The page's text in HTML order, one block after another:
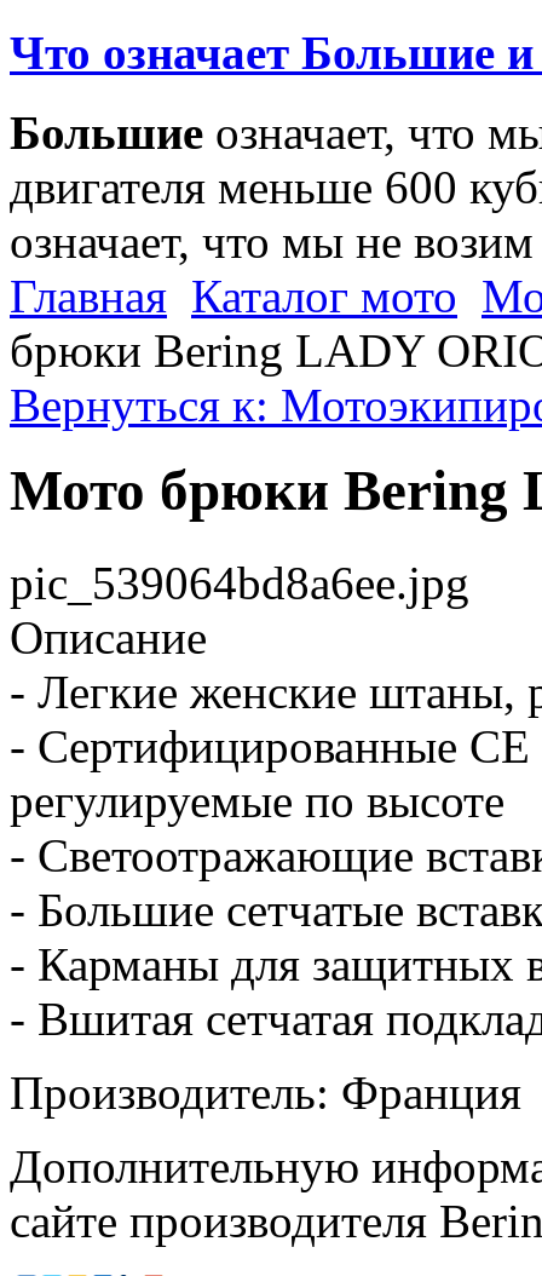
Что означает Большие
Большие означает, что
двигателя меньше 600
означает, что мы не
Главная Каталог мото
брюки Bering LADY
Вернуться к:
Мото брюки Bering
pic_539064bd8a6ee.jpg
Описание
- Легкие женские штаны,
- Сертифицированные СЕ
регулируемые по высоте
- Светоотражающие
- Большие сетчатые
- Карманы для защитных
- Вшитая сетчатая
Производитель: Франция
Дополнительную
сайте производителя